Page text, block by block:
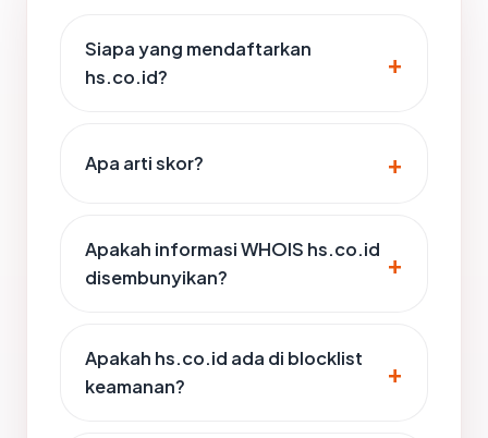
Siapa yang mendaftarkan
hs.co.id?
Apa arti skor?
Apakah informasi WHOIS hs.co.id
disembunyikan?
Apakah hs.co.id ada di blocklist
keamanan?